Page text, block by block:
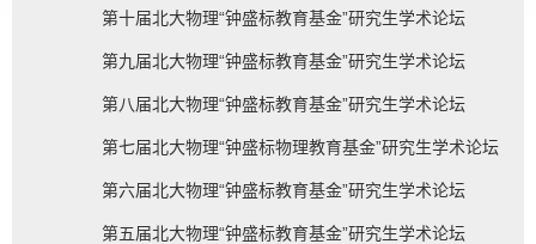
第十届北大物理“钟盛标教育基金”研究生学术论坛
第九届北大物理“钟盛标教育基金”研究生学术论坛
第八届北大物理“钟盛标教育基金”研究生学术论坛
第七届北大物理“钟盛标物理教育基金”研究生学术论坛
第六届北大物理“钟盛标教育基金”研究生学术论坛
第五届北大物理“钟盛标教育基金”研究生学术论坛